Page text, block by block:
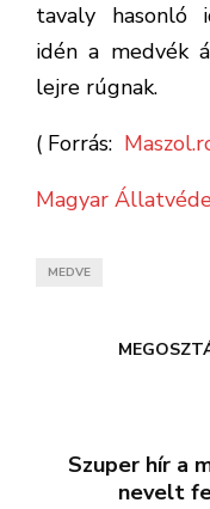
tavaly hasonló
idén a medvék
lejre rúgnak.
( Forrás:
Magyar
MEDVE
Szuper hír a
nevelt